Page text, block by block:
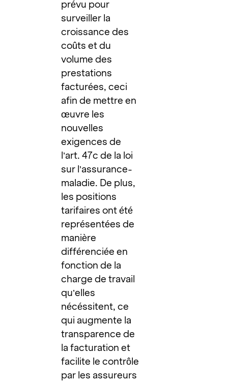
prévu pour
surveiller la
croissance des
coûts et du
volume des
prestations
facturées, ceci
afin de mettre en
œuvre les
nouvelles
exigences de
l’art. 47c de la loi
sur l’assurance-
maladie. De plus,
les positions
tarifaires ont été
représentées de
manière
différenciée en
fonction de la
charge de travail
qu’elles
nécéssitent, ce
qui augmente la
transparence de
la facturation et
facilite le contrôle
par les assureurs